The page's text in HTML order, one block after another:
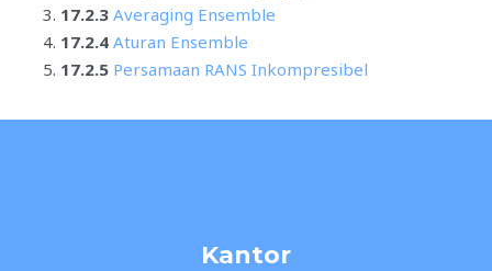
17.2.3 Averaging Ensemble
17.2.4 Aturan Ensemble
17.2.5 Persamaan RANS Inkompresibel
Kantor